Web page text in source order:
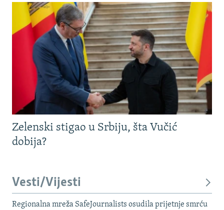
Zelenski stigao u Srbiju, šta Vučić
dobija?
Vesti/Vijesti
Regionalna mreža SafeJournalists osudila prijetnje smrću